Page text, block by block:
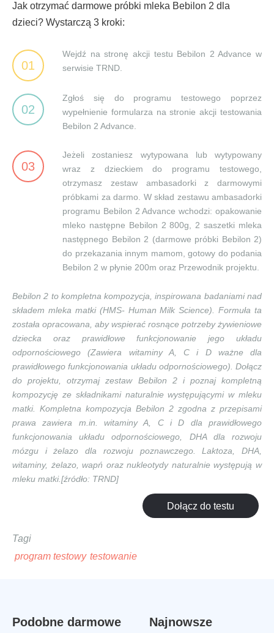
Jak otrzymać darmowe próbki mleka Bebilon 2 dla
dzieci? Wystarczą 3 kroki:
01
Wejdź na stronę akcji testu Bebilon 2 Advance w
serwisie TRND.
02
Zgłoś się do programu testowego poprzez
wypełnienie formularza na stronie akcji testowania
Bebilon 2 Advance.
03
Jeżeli zostaniesz wytypowana lub wytypowany
wraz z dzieckiem do programu testowego,
otrzymasz zestaw ambasadorki z darmowymi
próbkami za darmo. W skład zestawu ambasadorki
programu Bebilon 2 Advance wchodzi: opakowanie
mleko następne Bebilon 2 800g, 2 saszetki mleka
następnego Bebilon 2 (darmowe próbki Bebilon 2)
do przekazania innym mamom, gotowy do podania
Bebilon 2 w płynie 200m oraz Przewodnik projektu.
Bebilon 2 to kompletna kompozycja, inspirowana badaniami nad
składem mleka matki (HMS- Human Milk Science). Formuła ta
została opracowana, aby wspierać rosnące potrzeby żywieniowe
dziecka oraz prawidłowe funkcjonowanie jego układu
odpornościowego (Zawiera witaminy A, C i D ważne dla
prawidłowego funkcjonowania układu odpornościowego). Dołącz
do projektu, otrzymaj zestaw Bebilon 2 i poznaj kompletną
kompozycję ze składnikami naturalnie występującymi w mleku
matki. Kompletna kompozycja Bebilon 2 zgodna z przepisami
prawa zawiera m.in. witaminy A, C i D dla prawidłowego
funkcjonowania układu odpornościowego, DHA dla rozwoju
mózgu i żelazo dla rozwoju poznawczego. Laktoza, DHA,
witaminy, żelazo, wapń oraz nukleotydy naturalnie występują w
mleku matki.[źródło: TRND]
Dołącz do testu
Tagi
program testowy testowanie
Podobne darmowe Najnowsze